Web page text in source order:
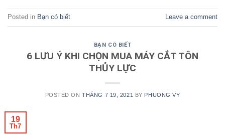
Posted in Bạn có biết Leave a comment
BẠN CÓ BIẾT
6 LƯU Ý KHI CHỌN MUA MÁY CẮT TÔN
THỦY LỰC
POSTED ONTHÁNG 7 19, 2021 BY PHUONG VY
19
Th7